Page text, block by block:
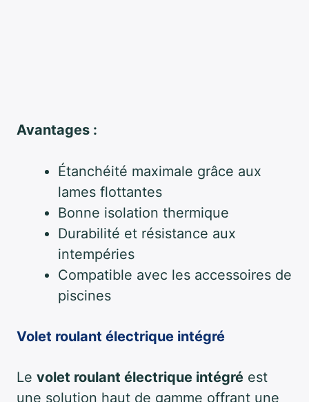
Avantages :
Étanchéité maximale grâce aux
lames flottantes
Bonne isolation thermique
Durabilité et résistance aux
intempéries
Compatible avec les accessoires de
piscines
Volet roulant électrique intégré
Le volet roulant électrique intégré est
une solution haut de gamme offrant une